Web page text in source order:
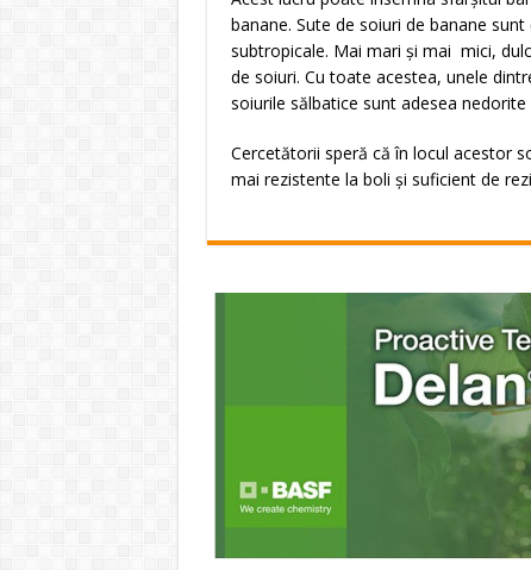
banane. Sute de soiuri de banane
subtropicale. Mai mari şi mai mici,
de soiuri. Cu toate acestea, unele
soiurile sălbatice sunt adesea
Cercetătorii speră că în locul acestor
mai rezistente la boli şi suficient de